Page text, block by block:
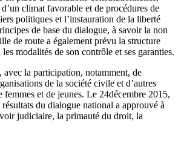
climat favorable et de procédures de
politiques et l’instauration de la liberté
de base du dialogue, à savoir la non
de route a également prévu la structure
modalités de son contrôle et ses garanties.
avec la participation, notamment, de
de la société civile et d’autres
et de jeunes. Le 24décembre 2015,
du dialogue national a approuvé à
judiciaire, la primauté du droit, la